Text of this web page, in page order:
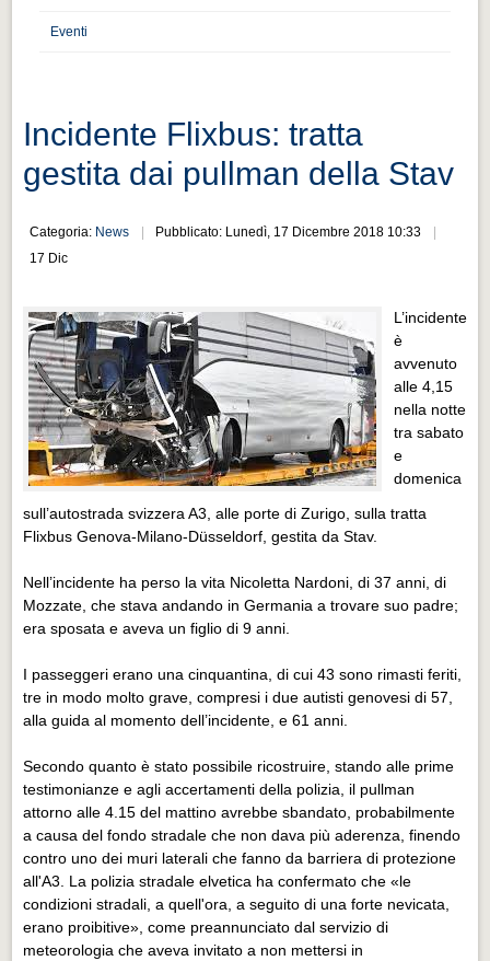
Cultura e turismo 4.0
Cultura e turismo 4.0
PROGETTI
Progetti Aperti
Progetti Realizzati
Progetti Realizzati
EVENTI
EVENTI
Eventi Vigevano
Eventi Pavia
Eventi
Incidente Flixbus: tratta
gestita dai pullman della Stav
Categoria: News
Pubblicato: Lunedì, 17 Dicembre 2018 10:33
17 Dic
L’incidente
è
avvenuto
alle 4,15
nella notte
tra sabato
e
domenica
sull’autostrada svizzera A3, alle porte di Zurigo, sulla tratta
Flixbus Genova-Milano-Düsseldorf, gestita da Stav.
Nell’incidente ha perso la vita Nicoletta Nardoni, di 37 anni, di
Mozzate, che stava andando in Germania a trovare suo padre;
era sposata e aveva un figlio di 9 anni.
I passeggeri erano una cinquantina, di cui 43 sono rimasti feriti,
tre in modo molto grave, compresi i due autisti genovesi di 57,
alla guida al momento dell’incidente, e 61 anni.
Secondo quanto è stato possibile ricostruire, stando alle prime
testimonianze e agli accertamenti della polizia, il pullman
attorno alle 4.15 del mattino avrebbe sbandato, probabilmente
a causa del fondo stradale che non dava più aderenza, finendo
contro uno dei muri laterali che fanno da barriera di protezione
all'A3. La polizia stradale elvetica ha confermato che «le
condizioni stradali, a quell'ora, a seguito di una forte nevicata,
erano proibitive», come preannunciato dal servizio di
meteorologia che aveva invitato a non mettersi in